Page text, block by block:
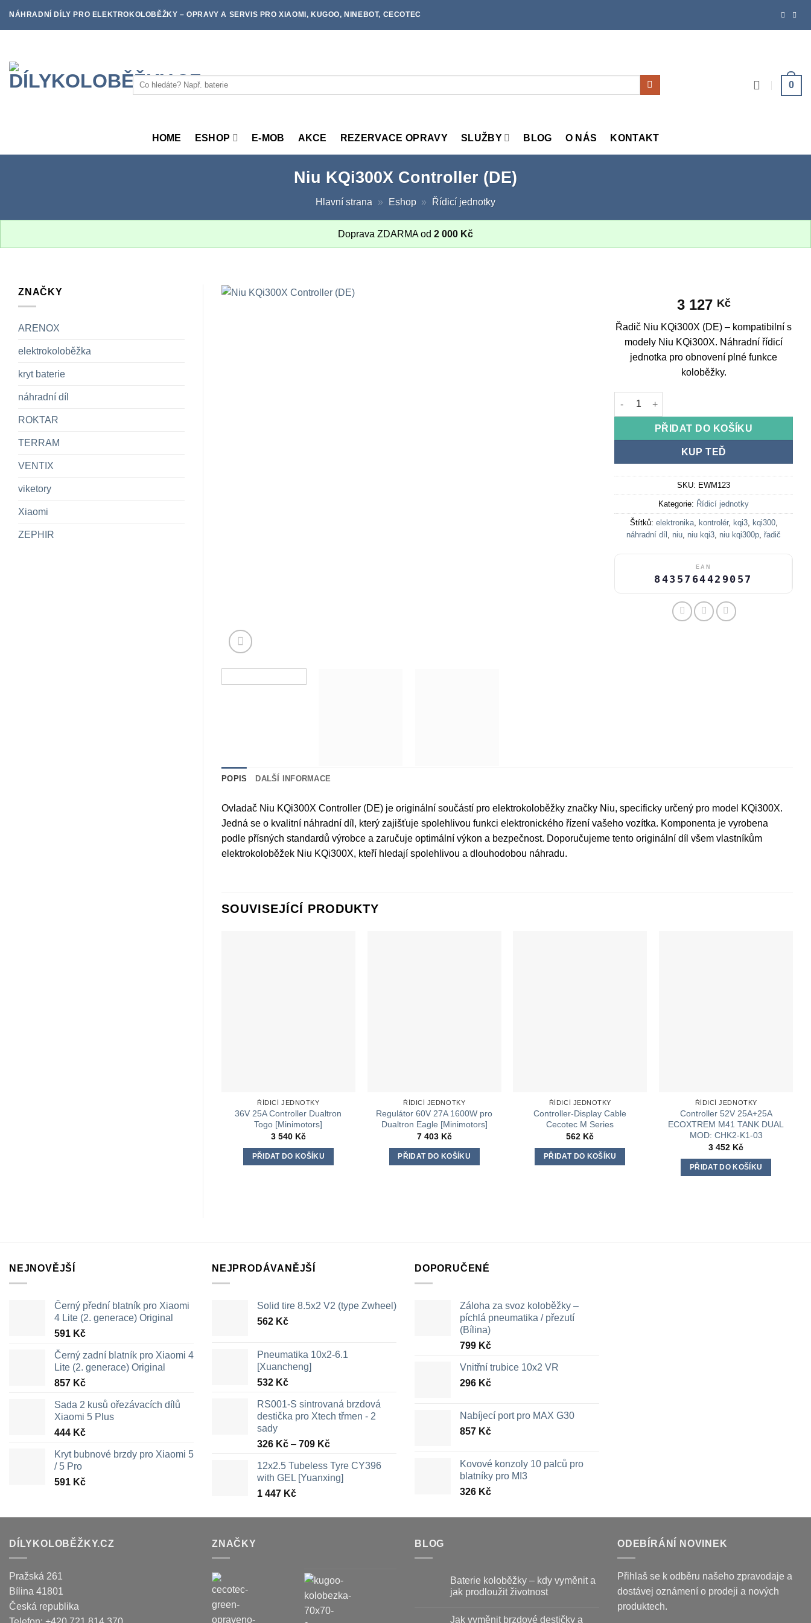
NÁHRADNÍ DÍLY PRO ELEKTROKOLOBĚŽKY – OPRAVY A SERVIS PRO XIAOMI, KUGOO, NINEBOT, CECOTEC
Hledat: 0
HOME ESHOP E-MOB AKCE REZERVACE OPRAVY SLUŽBY BLOG O NÁS KONTAKT
Niu KQi300X Controller (DE)
Hlavní strana » Eshop » Řídicí jednotky
Doprava ZDARMA od 2 000 Kč
ZNAČKY
ARENOX
elektrokoloběžka
kryt baterie
náhradní díl
ROKTAR
TERRAM
VENTIX
viketory
Xiaomi
ZEPHIR
3 127 Kč
Řadič Niu KQi300X (DE) – kompatibilní s
modely Niu KQi300X. Náhradní řídicí
jednotka pro obnovení plné funkce
koloběžky.
Niu KQi300X Controller (DE) množství
PŘIDAT DO KOŠÍKU
KUP TEĎ
SKU: EWM123
Kategorie: Řídicí jednotky
Štítků: elektronika, kontrolér, kqi3, kqi300,
náhradní díl , niu, niu kqi3, niu kqi300p,řadič
EAN
8435764429057
POPIS DALŠÍ INFORMACE
Ovladač Niu KQi300X Controller (DE) je originální součástí pro elektrokoloběžky značky Niu, specificky určený pro model KQi300X.
Jedná se o kvalitní náhradní díl, který zajišťuje spolehlivou funkci elektronického řízení vašeho vozítka. Komponenta je vyrobena
podle přísných standardů výrobce a zaručuje optimální výkon a bezpečnost. Doporučujeme tento originální díl všem vlastníkům
elektrokoloběžek Niu KQi300X, kteří hledají spolehlivou a dlouhodobou náhradu.
SOUVISEJÍCÍ PRODUKTY
ŘÍDICÍ JEDNOTKY
36V 25A Controller Dualtron
Togo [Minimotors]
3 540 Kč
PŘIDAT DO KOŠÍKU
ŘÍDICÍ JEDNOTKY
Regulátor 60V 27A 1600W pro
Dualtron Eagle [Minimotors]
7 403 Kč
PŘIDAT DO KOŠÍKU
ŘÍDICÍ JEDNOTKY
Controller-Display Cable
Cecotec M Series
562 Kč
PŘIDAT DO KOŠÍKU
ŘÍDICÍ JEDNOTKY
Controller 52V 25A+25A
ECOXTREM M41 TANK DUAL
MOD: CHK2-K1-03
3 452 Kč
PŘIDAT DO KOŠÍKU
NEJNOVĚJŠÍ
Černý přední blatník pro Xiaomi
4 Lite (2. generace) Original
591 Kč
Černý zadní blatník pro Xiaomi 4
Lite (2. generace) Original
857 Kč
Sada 2 kusů ořezávacích dílů
Xiaomi 5 Plus
444 Kč
Kryt bubnové brzdy pro Xiaomi 5
/ 5 Pro
591 Kč
NEJPRODÁVANĚJŠÍ
Solid tire 8.5x2 V2 (type Zwheel)
562 Kč
Pneumatika 10x2-6.1
[Xuancheng]
532 Kč
RS001-S sintrovaná brzdová
destička pro Xtech třmen - 2
sady
326 Kč – 709 KčRozpětí
326 Kč
až
12x2.5 Tubeless Tyre CY396
with GEL [Yuanxing]
1 447 Kč
DOPORUČENÉ
Záloha za svoz koloběžky –
píchlá pneumatika / přezutí
(Bílina)
799 Kč
Vnitřní trubice 10x2 VR
296 Kč
Nabíjecí port pro MAX G30
857 Kč
Kovové konzoly 10 palců pro
blatníky pro MI3
326 Kč
DÍLYKOLOBĚŽKY.CZ
Pražská 261
Bílina 41801
Česká republika
ZNAČKY BLOG
Baterie koloběžky – kdy vyměnit a
jak prodloužit životnost
Jak vyměnit brzdové destičky a
ODEBÍRÁNÍ NOVINEK
Přihlaš se k odběru našeho zpravodaje a
dostávej oznámení o prodeji a nových
produktech.